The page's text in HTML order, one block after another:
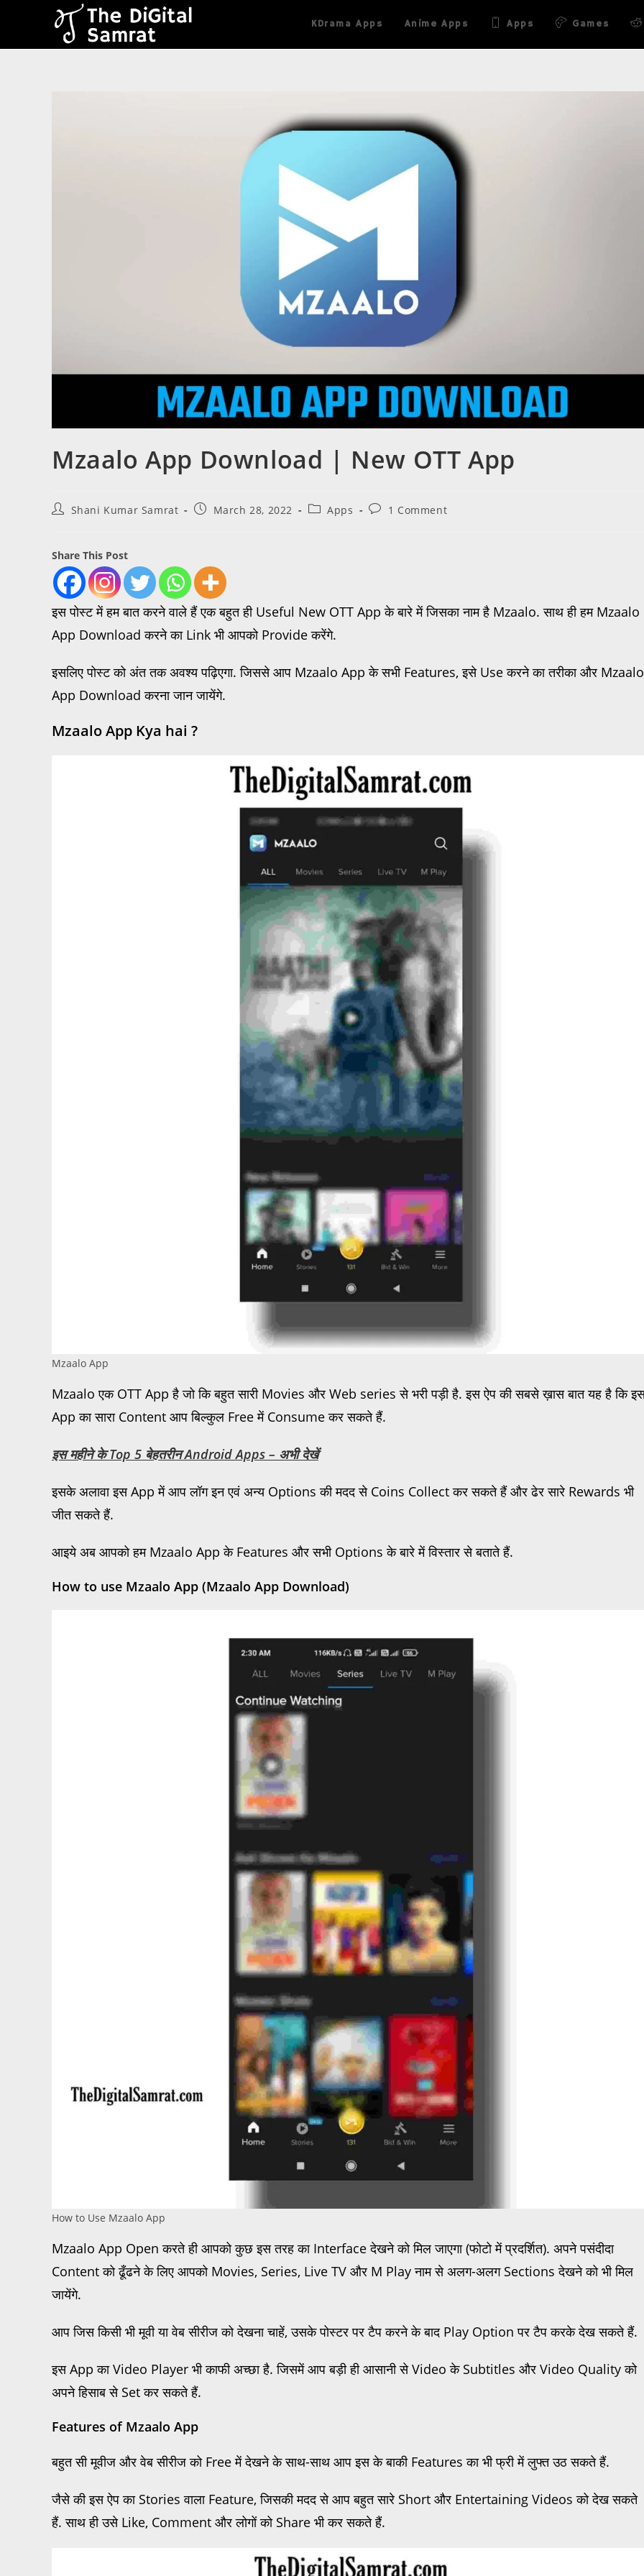
KDrama Apps Anime Apps Apps Games
Mzaalo App Download | New OTT App
Shani Kumar Samrat March 28, 2022 Apps 1 Comment
Share This Post
इस पोस्ट में हम बात करने वाले हैं एक बहुत ही Useful New OTT App के बारे में जिसका नाम है Mzaalo. साथ ही हम Mzaalo
App Download करने का Link भी आपको Provide करेंगे.
इसलिए पोस्ट को अंत तक अवश्य पढ़िएगा. जिससे आप Mzaalo App के सभी Features, इसे Use करने का तरीका और Mzaalo
App Download करना जान जायेंगे.
Mzaalo App Kya hai ?
Mzaalo App
Mzaalo एक OTT App है जो कि बहुत सारी Movies और Web series से भरी पड़ी है. इस ऐप की सबसे ख़ास बात यह है कि
App का सारा Content आप बिल्कुल Free में Consume कर सकते हैं.
इस महीने के Top 5 बेहतरीन Android Apps – अभी देखें
इसके अलावा इस App में आप लॉग इन एवं अन्य Options की मदद से Coins Collect कर सकते हैं और ढेर सारे Rewards भी
जीत सकते हैं.
आइये अब आपको हम Mzaalo App के Features और सभी Options के बारे में विस्तार से बताते हैं.
How to use Mzaalo App (Mzaalo App Download)
How to Use Mzaalo App
Mzaalo App Open करते ही आपको कुछ इस तरह का Interface देखने को मिल जाएगा (फोटो में प्रदर्शित). अपने पसंदीदा
Content को ढूँढने के लिए आपको Movies, Series, Live TV और M Play नाम से अलग-अलग Sections देखने को भी मिल
जायेंगे.
आप जिस किसी भी मूवी या वेब सीरीज को देखना चाहें, उसके पोस्टर पर टैप करने के बाद Play Option पर टैप करके देख सकते हैं.
इस App का Video Player भी काफी अच्छा है. जिसमें आप बड़ी ही आसानी से Video के Subtitles और Video Quality को
अपने हिसाब से Set कर सकते हैं.
Features of Mzaalo App
बहुत सी मूवीज और वेब सीरीज को Free में देखने के साथ-साथ आप इस के बाकी Features का भी फ्री में लुफ्त उठ सकते हैं.
जैसे की इस ऐप का Stories वाला Feature, जिसकी मदद से आप बहुत सारे Short और Entertaining Videos को देख सकते
हैं. साथ ही उसे Like, Comment और लोगों को Share भी कर सकते हैं.